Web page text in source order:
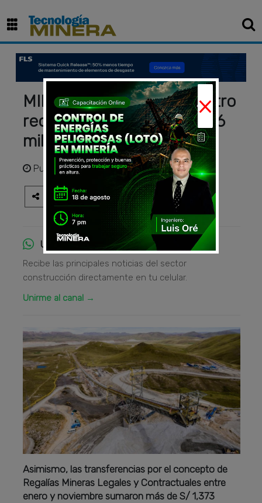
MINEM: Regiones del centro
recibieron más de S/ 5,056
millones de la minería
Publicadohace 3 años
Únete al canal de WhatsApp
Recibe las principales noticias del sector
construcción directamente en tu celular.
Unirme al canal →
Asimismo, las transferencias por el concepto de
Regalías Mineras Legales y Contractuales entre
enero y noviembre sumaron más de S/ 1,373
×